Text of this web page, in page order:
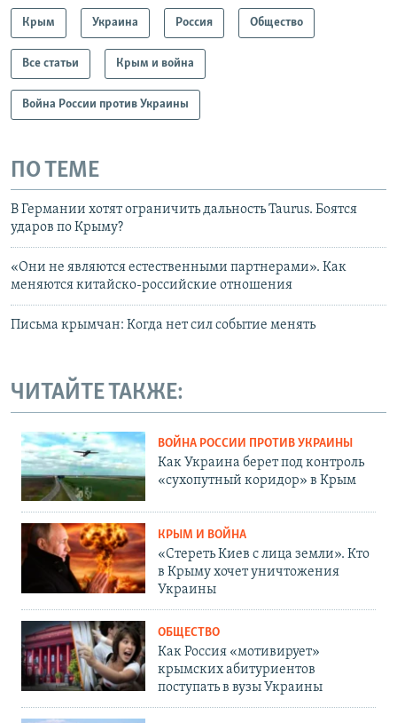
Крым Украина Россия Общество
Все статьи Крым и война
Война России против Украины
ПО ТЕМЕ
В Германии хотят ограничить дальность Taurus. Боятся
ударов по Крыму?
«Они не являются естественными партнерами». Как
меняются китайско-российские отношения
Письма крымчан: Когда нет сил событие менять
ЧИТАЙТЕ ТАКЖЕ:
ВОЙНА РОССИИ ПРОТИВ УКРАИНЫ
Как Украина берет под контроль
«сухопутный коридор» в Крым
КРЫМ И ВОЙНА
«Стереть Киев с лица земли». Кто
в Крыму хочет уничтожения
Украины
ОБЩЕСТВО
Как Россия «мотивирует»
крымских абитуриентов
поступать в вузы Украины